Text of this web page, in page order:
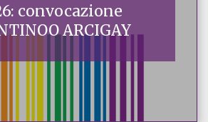
convocazione
ARCIGAY